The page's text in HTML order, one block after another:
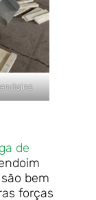
de
bem
forças